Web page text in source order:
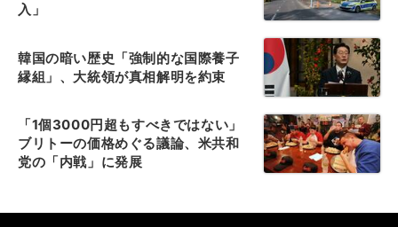
入」
韓国の暗い歴史「強制的な国際養子
縁組」、大統領が真相解明を約束
「1個3000円超もすべきではない」
ブリトーの価格めぐる議論、米共和
党の「内戦」に発展